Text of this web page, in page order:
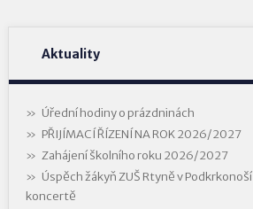
Aktuality
Úřední hodiny o prázdninách
PŘIJÍMACÍ ŘÍZENÍ NA ROK 2026/2027
Zahájení školního roku 2026/2027
Úspěch žákyň ZUŠ Rtyně v
koncertě